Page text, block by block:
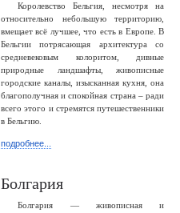
Королевство Бельгия, несмотря на
относительно небольшую территорию,
вмещает всё лучшее, что есть в Европе. В
Бельгии потрясающая архитектура со
средневековым колоритом, дивные
природные ландшафты, живописные
городские каналы, изысканная кухня, она
благополучная и спокойная страна – ради
всего этого и стремятся путешественники
в Бельгию.
подробнее...
Болгария
Болгария — живописная и